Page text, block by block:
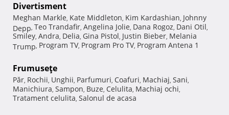
Divertisment
Meghan Markle, Kate Middleton, Kim Kardashian, Johnny
Depp, Teo Trandafir, Angelina Jolie, Dana Rogoz, Dani Otil,
Smiley, Andra, Delia, Gina Pistol, Justin Bieber, Melania
Trump, Program TV, Program Pro TV, Program Antena 1
Frumuseţe
Păr, Rochii, Unghii, Parfumuri, Coafuri, Machiaj, Sani,
Manichiura, Sampon, Buze, Celulita, Machiaj ochi,
Tratament celulita, Salonul de acasa